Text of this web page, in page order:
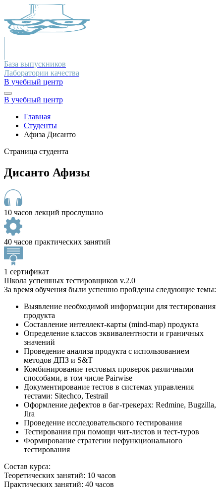
База выпускников
Лаборатории качества
В учебный центр
В учебный центр
Главная
Студенты
Афиза Дисанто
Страница студента
Дисанто Афизы
10 часов лекций прослушано
40 часов практических занятий
1 сертификат
Школа успешных тестировщиков v.2.0
За время обучения были успешно пройдены следующие темы:
Выявление необходимой информации для тестирования
продукта
Составление интеллект-карты (mind-map) продукта
Определение классов эквивалентности и граничных
значений
Проведение анализа продукта с использованием
методов ДПЗ и S&T
Комбинирование тестовых проверок различными
способами, в том числе Pairwise
Документирование тестов в системах управления
тестами: Sitechсo, Testrail
Оформление дефектов в баг-трекерах: Redmine, Bugzilla,
Jira
Проведение исследовательского тестирования
Тестирования при помощи чит-листов и тест-туров
Формирование стратегии нефункционального
тестирования
Состав курса:
Теоретических занятий: 10 часов
Практических занятий: 40 часов